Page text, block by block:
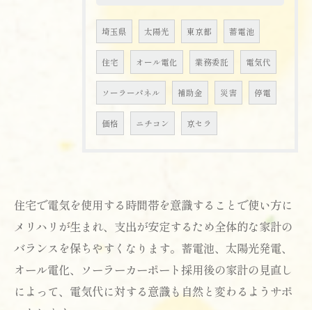
埼玉県 太陽光 東京都 蓄電池
住宅 オール電化 業務委託 電気代
ソーラーパネル 補助金 災害 停電
価格 ニチコン 京セラ
住宅で電気を使用する時間帯を意識することで使い方に
メリハリが生まれ、支出が安定するため全体的な家計の
バランスを保ちやすくなります。蓄電池、太陽光発電、
オール電化、ソーラーカーポート採用後の家計の見直し
によって、電気代に対する意識も自然と変わるようサポ
お問い合わせはこちら